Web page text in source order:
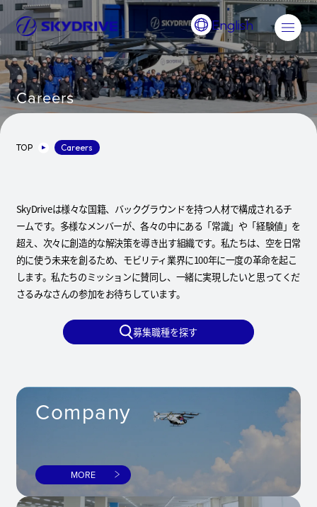
English
Careers
TOP Careers
SkyDriveは様々な国籍、バックグラウンドを持つ人材で構成されるチ
ームです。多様なメンバーが、各々の中にある「常識」や「経験値」を
超え、次々に創造的な解決策を導き出す組織です。私たちは、空を日常
的に使う未来を創るため、モビリティ業界に100年に一度の革命を起こ
します。私たちのミッションに賛同し、一緒に実現したいと思ってくだ
さるみなさんの参加をお待ちしています。
募集職種を探す
Company
MORE